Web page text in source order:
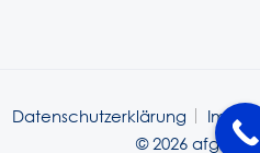
Datenschutzerklärung
© 2026 afg